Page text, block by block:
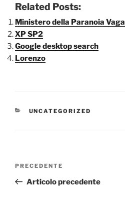
Related Posts:
Ministero della Paranoia Vaga
XP SP2
Google desktop search
Lorenzo
CATEGORIE
UNCATEGORIZED
Articolo
precedente:
PRECEDENTE
Articolo precedente